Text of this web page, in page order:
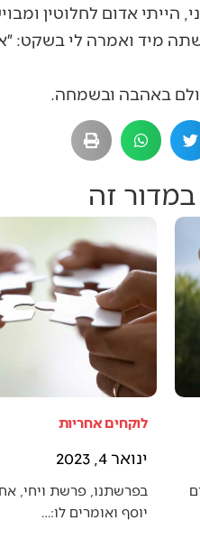
הייתי אדום לחלוטין
מיד ואמרה לי בשקט:
באהבה ובשמחה.
זה
לוקחים אחריות
ינואר 4, 2023
בפרשתנו, פרשת ויחי,
יוסף ואומרים לו:…